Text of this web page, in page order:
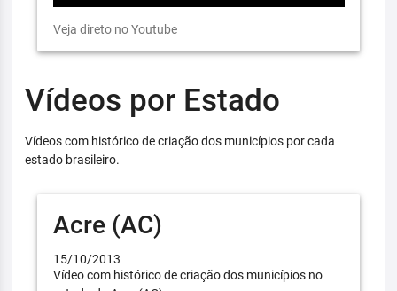
Veja direto no Youtube
Vídeos por Estado
Vídeos com histórico de criação dos municípios por cada
estado brasileiro.
Acre (AC)
15/10/2013
Vídeo com histórico de criação dos municípios no